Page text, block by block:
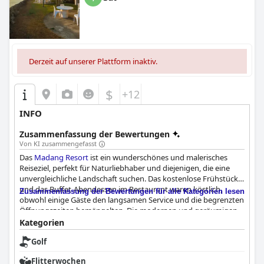
Derzeit auf unserer Plattform inaktiv.
$ +12
INFO
Zusammenfassung der Bewertungen
Von KI zusammengefasst
Das Madang Resort ist ein wunderschönes und malerisches
Reiseziel, perfekt für Naturliebhaber und diejenigen, die eine
unvergleichliche Landschaft suchen. Das kostenlose Frühstück
und das Buffet-Abendessen im Restaurant waren köstlich,
obwohl einige Gäste den langsamen Service und die begrenzten
Öffnungszeiten bemängelten. Die modernen und geräumigen
Zimmer mit gehobener Ausstattung waren im Allgemeinen
komfortabel, obwohl einige Gäste über Probleme mit den
Einrichtungen und die uneinheitliche Haushaltsführung
Zusammenfassung der Bewertungen für alle Kategorien lesen
Kategorien
Golf
Flitterwochen